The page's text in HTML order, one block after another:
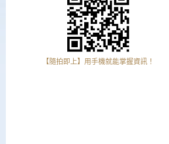
【隨拍即上】用手機就能掌握資訊！